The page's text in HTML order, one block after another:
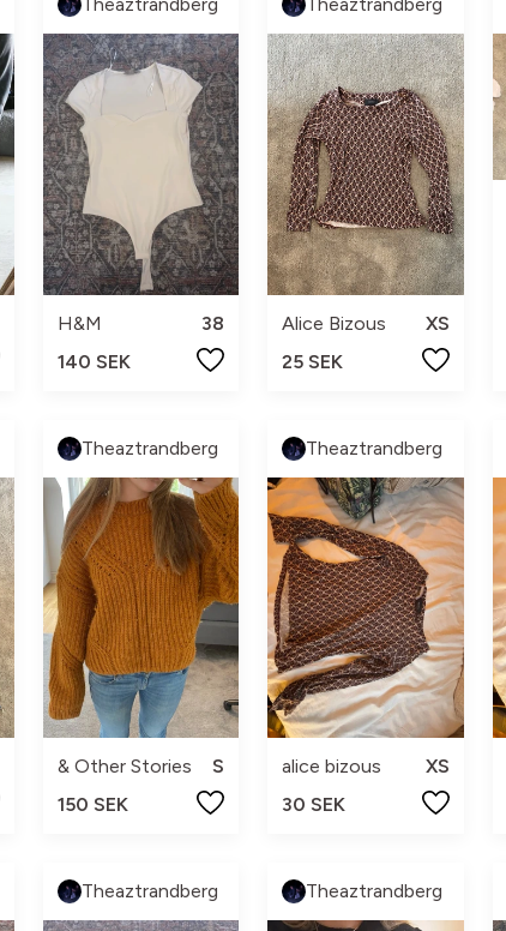
H&M
38
140 SEK
Alice Bizous
XS
25 SEK
Theaztrandberg
& Other Stories
S
150 SEK
Theaztrandberg
alice bizous
XS
30 SEK
Theaztrandberg Theaztrandberg